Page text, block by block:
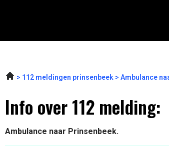
112 meldingen prinsenbeek Ambulance
Info over 112 melding:
Ambulance naar Prinsenbeek.